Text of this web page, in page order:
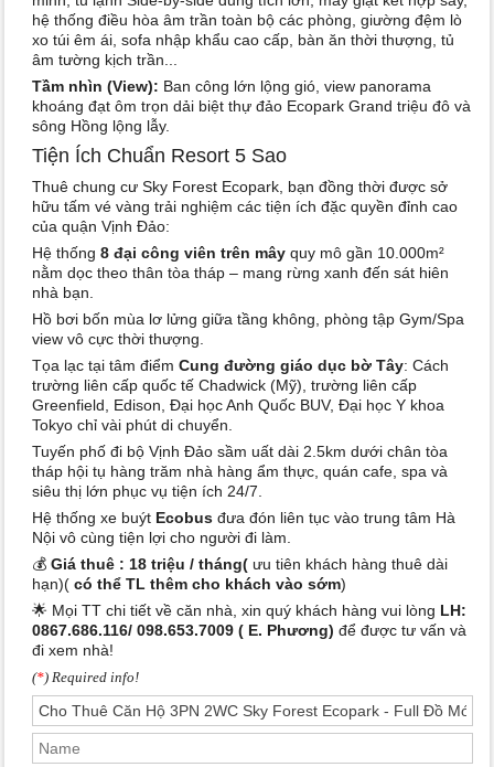
hệ thống điều hòa âm trần toàn bộ các phòng, giường đệm lò
xo túi êm ái, sofa nhập khẩu cao cấp, bàn ăn thời thượng, tủ
âm tường kịch trần...
Tầm nhìn (View): Ban công lớn lộng gió, view panorama
khoáng đạt ôm trọn dải biệt thự đảo Ecopark Grand triệu đô và
sông Hồng lộng lẫy.
Tiện Ích Chuẩn Resort 5 Sao
Thuê chung cư Sky Forest Ecopark, bạn đồng thời được sở
hữu tấm vé vàng trải nghiệm các tiện ích đặc quyền đỉnh cao
của quận Vịnh Đảo:
Hệ thống8 đại công viên trên mây quy mô gần 10.000m²
nằm dọc theo thân tòa tháp – mang rừng xanh đến sát hiên
nhà bạn.
Hồ bơi bốn mùa lơ lửng giữa tầng không, phòng tập Gym/Spa
view vô cực thời thượng.
Tọa lạc tại tâm điểmCung đường giáo dục bờ Tây: Cách
trường liên cấp quốc tế Chadwick (Mỹ), trường liên cấp
Greenfield, Edison, Đại học Anh Quốc BUV, Đại học Y khoa
Tokyo chỉ vài phút di chuyển.
Tuyến phố đi bộ Vịnh Đảo sầm uất dài 2.5km dưới chân tòa
tháp hội tụ hàng trăm nhà hàng ẩm thực, quán cafe, spa và
siêu thị lớn phục vụ tiện ích 24/7.
Hệ thống xe buýt Ecobus đưa đón liên tục vào trung tâm Hà
Nội vô cùng tiện lợi cho người đi làm.
💰Giá thuê : 18 triệu / tháng( ưu tiên khách hàng thuê dài
hạn)(có thể TL thêm cho khách vào sớm)
🌟 Mọi TT chi tiết về căn nhà, xin quý khách hàng vui lòng LH:
0867.686.116/ 098.653.7009 ( E. Phương) để được tư vấn và
đi xem nhà!
(*) Required info!